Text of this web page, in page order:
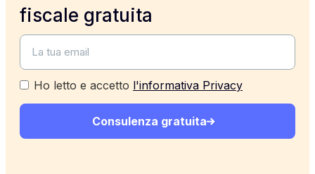
fiscale gratuita
Ho letto e accetto l'informativa Privacy
Consulenza gratuita